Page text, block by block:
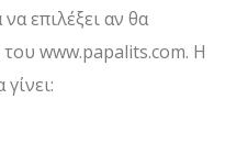
επιλέξει αν θα
www.papalits.com. Η